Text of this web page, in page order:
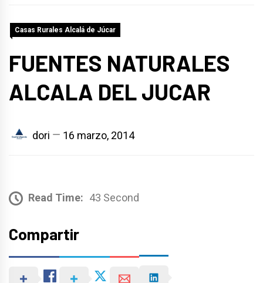
Casas Rurales Alcalá de Júcar
FUENTES NATURALES
ALCALA DEL JUCAR
dori 16 marzo, 2014
Read Time: 43 Second
Compartir